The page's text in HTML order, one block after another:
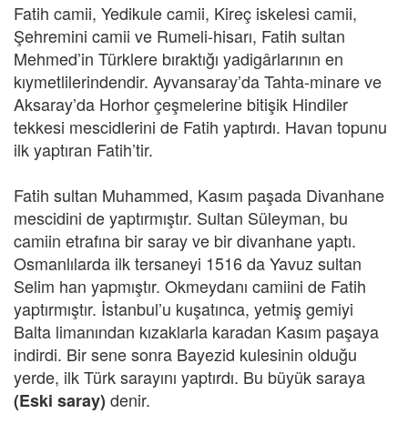
Fatih camii, Yedikule camii, Kireç iskelesi camii,
Şehremini camii ve Rumeli-hisarı, Fatih sultan
Mehmed’in Türklere bıraktığı yadigârlarının en
kıymetlilerindendir. Ayvansaray’da Tahta-minare ve
Aksaray’da Horhor çeşmelerine bitişik Hindiler
tekkesi mescidlerini de Fatih yaptırdı. Havan topunu
ilk yaptıran Fatih’tir.
Fatih sultan Muhammed, Kasım paşada Divanhane
mescidini de yaptırmıştır. Sultan Süleyman, bu
camiin etrafına bir saray ve bir divanhane yaptı.
Osmanlılarda ilk tersaneyi 1516 da Yavuz sultan
Selim han yapmıştır. Okmeydanı camiini de Fatih
yaptırmıştır. İstanbul’u kuşatınca, yetmiş gemiyi
Balta limanından kızaklarla karadan Kasım paşaya
indirdi. Bir sene sonra Bayezid kulesinin olduğu
yerde, ilk Türk sarayını yaptırdı. Bu büyük saraya
(Eski saray) denir.